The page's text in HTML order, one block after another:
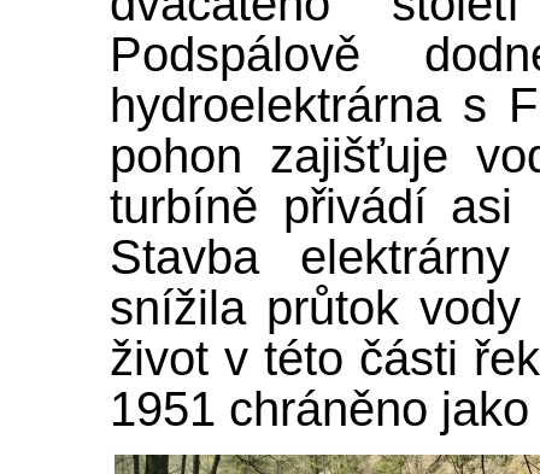
Podspálově
hydroelektrárna s
pohon zajišťuje
turbíně přivádí asi
Stavba
snížila průtok
život v této části
1951 chráněno